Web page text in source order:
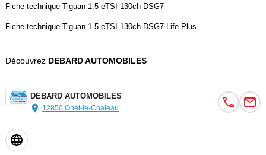
Fiche technique Tiguan 1.5 eTSI 130ch DSG7
Fiche technique Tiguan 1.5 eTSI 130ch DSG7 Life Plus
Découvrez DEBARD AUTOMOBILES
DEBARD AUTOMOBILES
12850 Onet-le-Château